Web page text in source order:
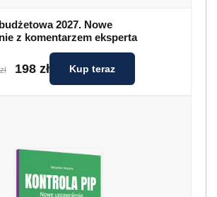
2027. Nowe
z komentarzem eksperta
198 zł Kup teraz